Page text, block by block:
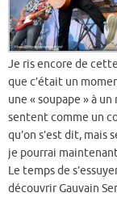
Je ris encore de
que c’était un
une « soupape » à
sentent comme un
qu’on s’est dit, mais
je pourrai
Le temps de
découvrir Gauvain